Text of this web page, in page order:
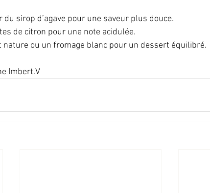
sirop d’agave pour une saveur plus douce.
de citron pour une note acidulée.
nature ou un fromage blanc pour un dessert équilibré.
Imbert.V